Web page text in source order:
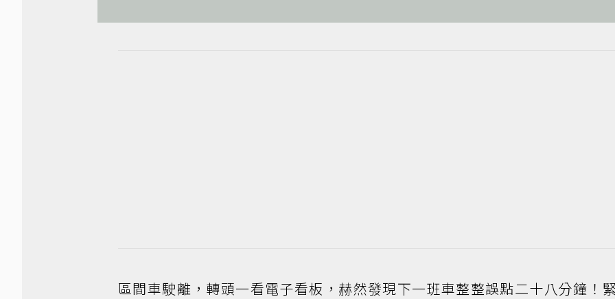
區間車駛離，轉頭一看電子看板，赫然發現下一班車整整誤點二十八分鐘！